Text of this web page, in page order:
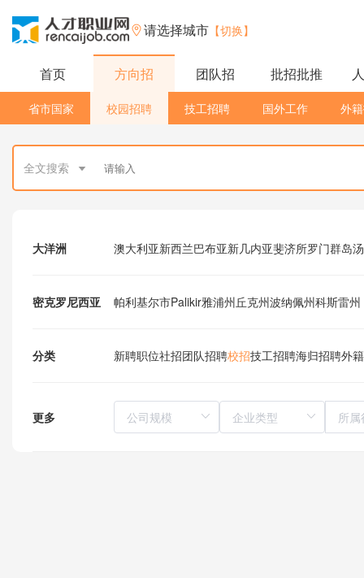
请选择城市 【切换】
首页 方向招 团队招 批招批推
省市国家 校园招聘 技工招聘 国外工作 外
全文搜索
大洋洲 澳大利亚新西兰巴布亚新几内亚斐济所罗门群岛
密克罗尼西亚 帕利基尔市Palikir雅浦州丘克州波纳佩州科斯雷州
分类 新聘职位社招团队招聘校招技工招聘海归招聘外
更多 所